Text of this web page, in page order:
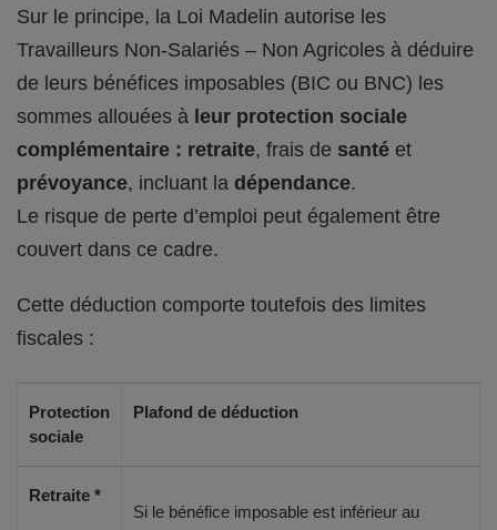
Sur le principe, la Loi Madelin autorise les
Travailleurs Non-Salariés – Non Agricoles à déduire
de leurs bénéfices imposables (BIC ou BNC) les
sommes allouées à leur protection sociale
complémentaire : retraite, frais de santé et
prévoyance, incluant la dépendance.
Le risque de perte d’emploi peut également être
couvert dans ce cadre.
Cette déduction comporte toutefois des limites
fiscales :
Protection
sociale
Plafond de déduction
Retraite *
Si le bénéfice imposable est inférieur au